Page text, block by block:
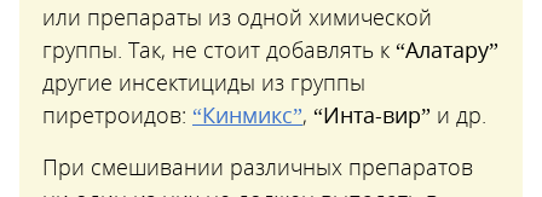
или препараты из одной химической
группы. Так, не стоит добавлять к “Алатару”
другие инсектициды из группы
пиретроидов: “Кинмикс”, “Инта-вир” и др.
При смешивании различных препаратов